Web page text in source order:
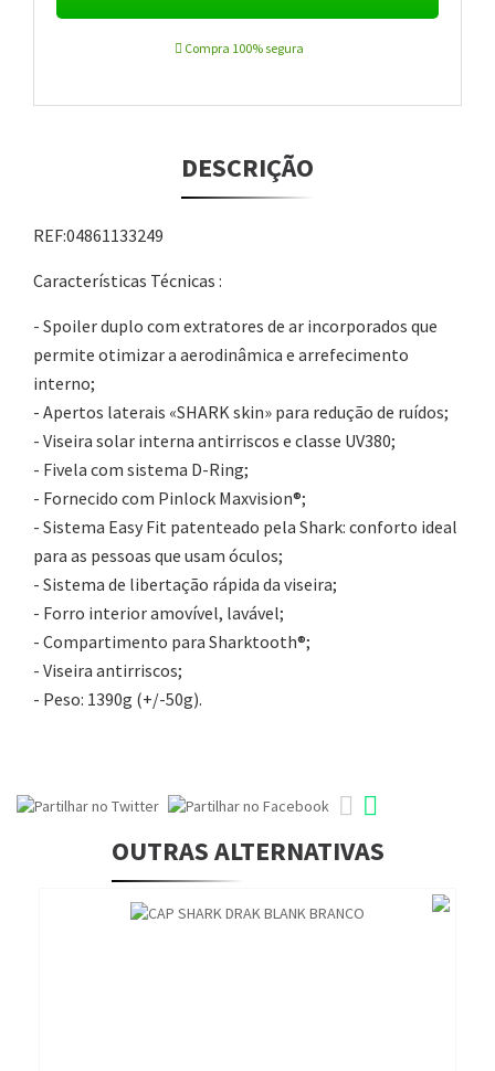
Compra 100% segura
DESCRIÇÃO
REF:04861133249
Características Técnicas :
- Spoiler duplo com extratores de ar incorporados que
permite otimizar a aerodinâmica e arrefecimento
interno;
- Apertos laterais «SHARK skin» para redução de ruídos;
- Viseira solar interna antirriscos e classe UV380;
- Fivela com sistema D-Ring;
- Fornecido com Pinlock Maxvision®;
- Sistema Easy Fit patenteado pela Shark: conforto ideal
para as pessoas que usam óculos;
- Sistema de libertação rápida da viseira;
- Forro interior amovível, lavável;
- Compartimento para Sharktooth®;
- Viseira antirriscos;
- Peso: 1390g (+/-50g).
OUTRAS ALTERNATIVAS